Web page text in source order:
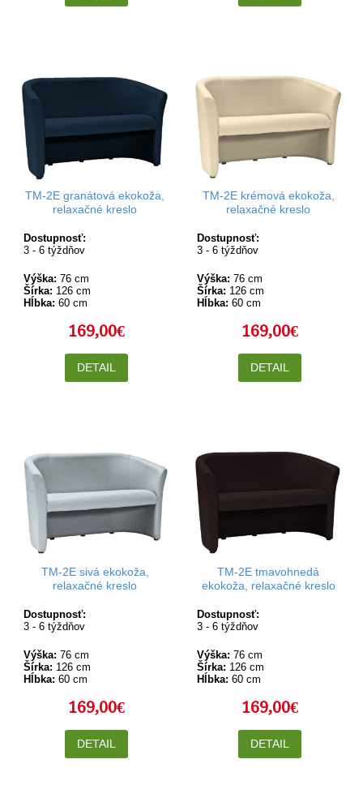
TM-2E granátová ekokoža,
relaxačné kreslo
Dostupnosť:
3 - 6 týždňov
Výška: 76 cm
Šírka: 126 cm
Hĺbka: 60 cm
169,00€
DETAIL
TM-2E krémová ekokoža,
relaxačné kreslo
Dostupnosť:
3 - 6 týždňov
Výška: 76 cm
Šírka: 126 cm
Hĺbka: 60 cm
169,00€
DETAIL
TM-2E sivá ekokoža,
relaxačné kreslo
Dostupnosť:
3 - 6 týždňov
Výška: 76 cm
Šírka: 126 cm
Hĺbka: 60 cm
169,00€
DETAIL
TM-2E tmavohnedá
ekokoža, relaxačné kreslo
Dostupnosť:
3 - 6 týždňov
Výška: 76 cm
Šírka: 126 cm
Hĺbka: 60 cm
169,00€
DETAIL